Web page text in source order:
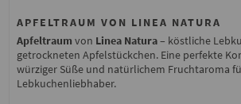
APFELTRAUM VON LINEA NATURA
Apfeltraum von Linea Natura– köstliche
getrockneten Apfelstückchen. Eine perfekte
würziger Süße und natürlichem Fruchtaroma
Lebkuchenliebhaber.